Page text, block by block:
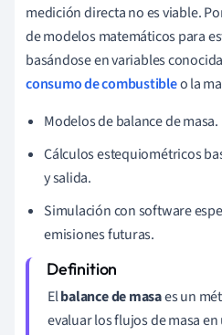
medición directa no es viable.
de modelos matemáticos para
basándose en variables
consumo de combustibleo la
Modelos de balance de masa.
Cálculos estequiométricos
y salida.
Simulación con software
emisiones futuras.
Elbalance de masaes un
evaluar los flujos de masa